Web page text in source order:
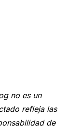
no es un
refleja las
de